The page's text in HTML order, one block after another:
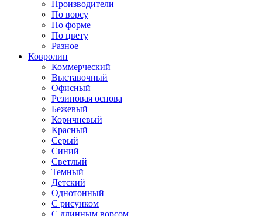
Производители
По ворсу
По форме
По цвету
Разное
Ковролин
Коммерческий
Выставочный
Офисный
Резиновая основа
Бежевый
Коричневый
Красный
Серый
Синий
Светлый
Темный
Детский
Однотонный
С рисунком
С длинным ворсом